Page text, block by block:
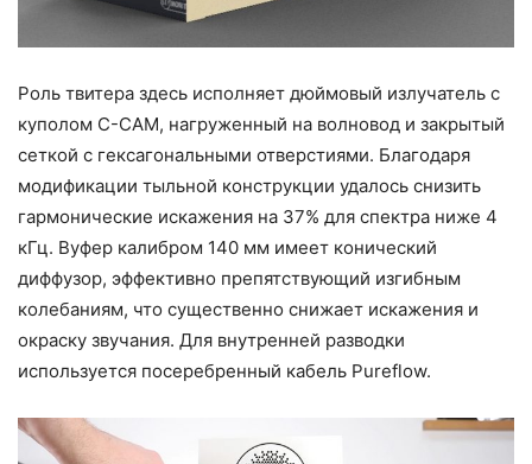
Роль твитера здесь исполняет дюймовый излучатель с
куполом C-CAM, нагруженный на волновод и закрытый
сеткой с гексагональными отверстиями. Благодаря
модификации тыльной конструкции удалось снизить
гармонические искажения на 37% для спектра ниже 4
кГц. Вуфер калибром 140 мм имеет конический
диффузор, эффективно препятствующий изгибным
колебаниям, что существенно снижает искажения и
окраску звучания. Для внутренней разводки
используется посеребренный кабель Pureflow.